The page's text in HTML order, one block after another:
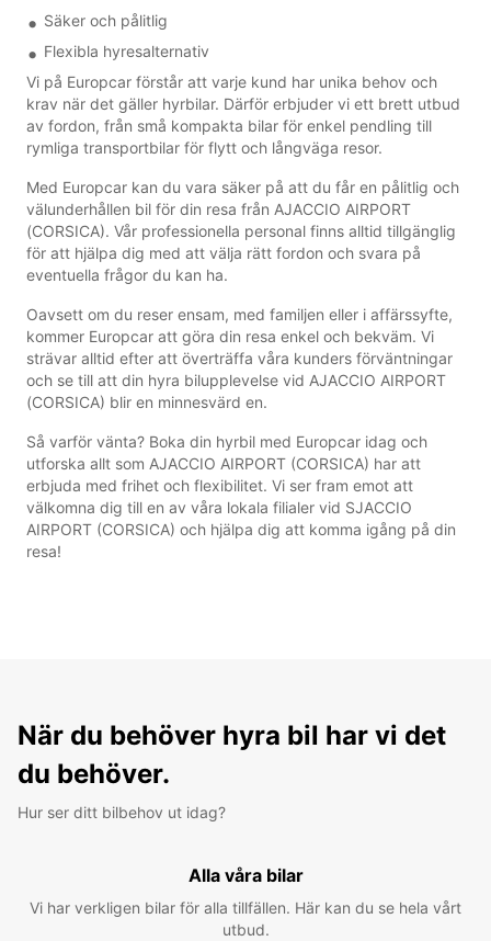
Säker och pålitlig
Flexibla hyresalternativ
Vi på Europcar förstår att varje kund har unika behov och
krav när det gäller hyrbilar. Därför erbjuder vi ett brett utbud
av fordon, från små kompakta bilar för enkel pendling till
rymliga transportbilar för flytt och långväga resor.
Med Europcar kan du vara säker på att du får en pålitlig och
välunderhållen bil för din resa från AJACCIO AIRPORT
(CORSICA). Vår professionella personal finns alltid tillgänglig
för att hjälpa dig med att välja rätt fordon och svara på
eventuella frågor du kan ha.
Oavsett om du reser ensam, med familjen eller i affärssyfte,
kommer Europcar att göra din resa enkel och bekväm. Vi
strävar alltid efter att överträffa våra kunders förväntningar
och se till att din hyra bilupplevelse vid AJACCIO AIRPORT
(CORSICA) blir en minnesvärd en.
Så varför vänta? Boka din hyrbil med Europcar idag och
utforska allt som AJACCIO AIRPORT (CORSICA) har att
erbjuda med frihet och flexibilitet. Vi ser fram emot att
välkomna dig till en av våra lokala filialer vid SJACCIO
AIRPORT (CORSICA) och hjälpa dig att komma igång på din
resa!
När du behöver hyra bil har vi det
du behöver.
Hur ser ditt bilbehov ut idag?
Alla våra bilar
Vi har verkligen bilar för alla tillfällen. Här kan du se hela vårt
utbud.